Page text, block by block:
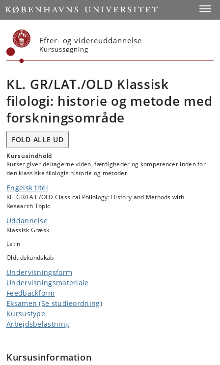
Start
Efter- og videreuddannelse
Kursussøgning
KL. GR/LAT./OLD Klassisk
filologi: historie og metode med
forskningsområde
FOLD ALLE UD
Kursusindhold
Kurset giver deltagerne viden, færdigheder og kompetencer inden for
den klassiske filologis historie og metoder.
Engelsk titel
KL. GR/LAT./OLD Classical Philology: History and Methods with
Research Topic
Uddannelse
Klassisk Græsk
Latin
Oldtidskundskab
Undervisningsform
Undervisningsmateriale
Feedbackform
Eksamen (Se studieordning)
Kursustype
Arbejdsbelastning
Kursusinformation